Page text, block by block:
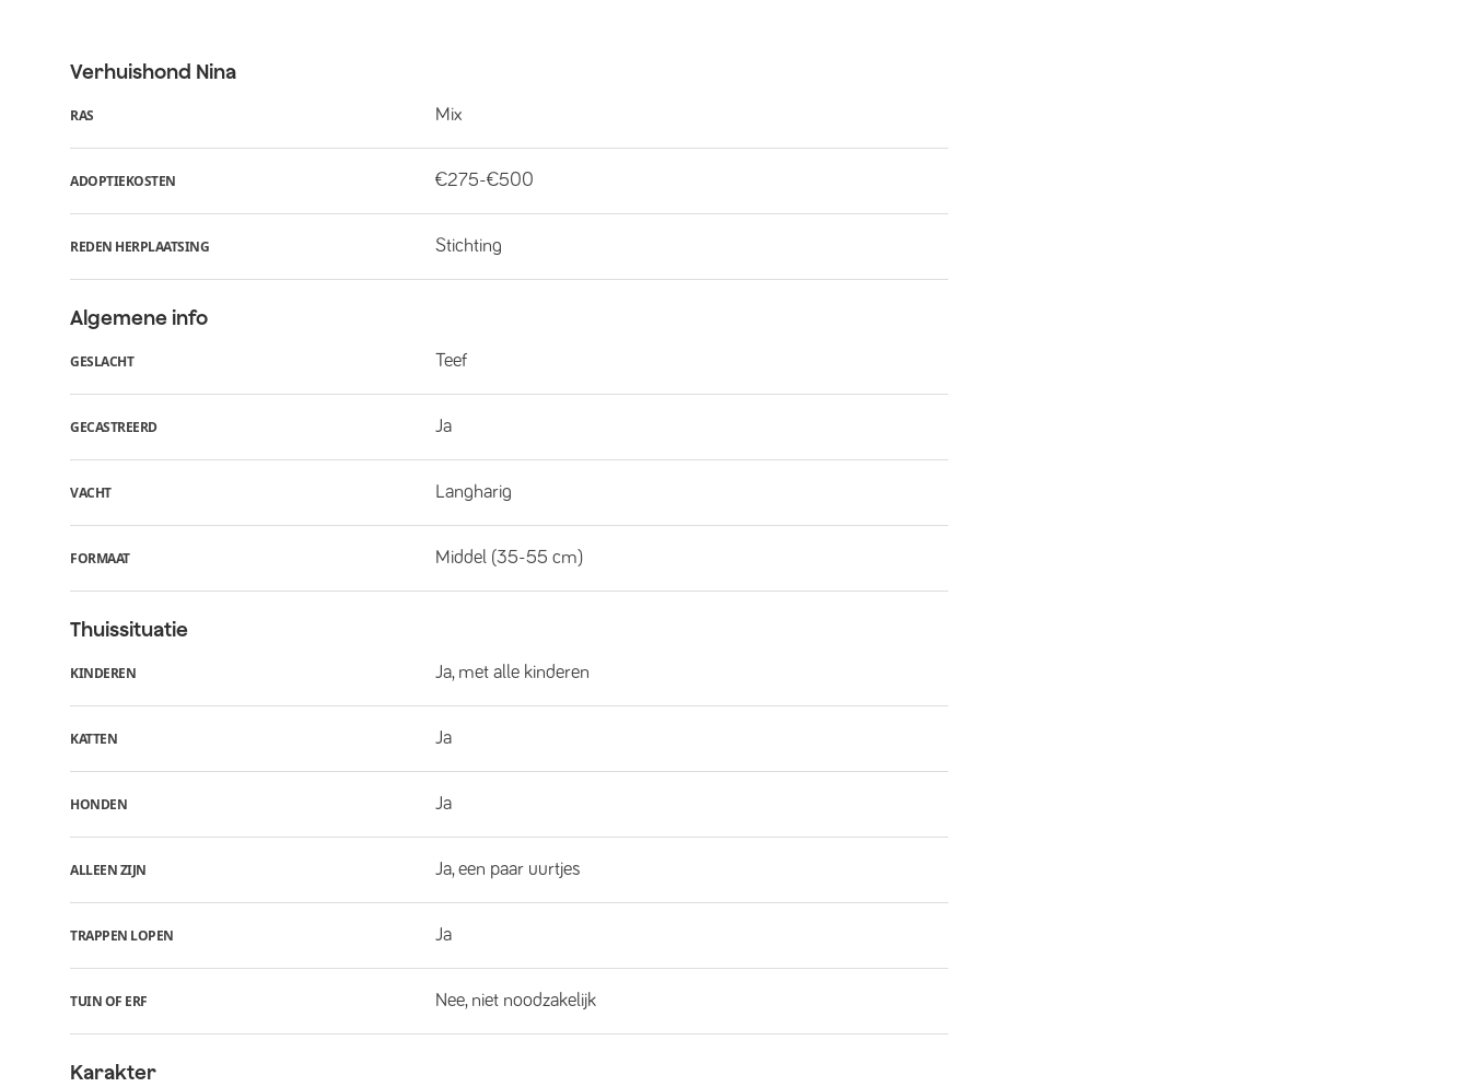
Verhuishond Nina
RAS Mix
ADOPTIEKOSTEN €275-€500
REDEN HERPLAATSING Stichting
Algemene info
GESLACHT Teef
GECASTREERD Ja
VACHT Langharig
FORMAAT Middel (35-55 cm)
Thuissituatie
KINDEREN Ja, met alle kinderen
KATTEN Ja
HONDEN Ja
ALLEEN ZIJN Ja, een paar uurtjes
TRAPPEN LOPEN Ja
TUIN OF ERF Nee, niet noodzakelijk
Karakter